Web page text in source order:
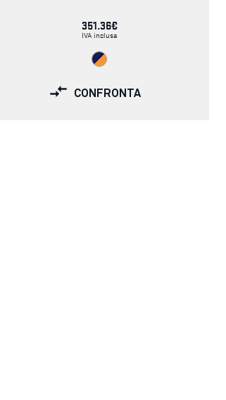
351.36€
IVA inclusa
CONFRONTA